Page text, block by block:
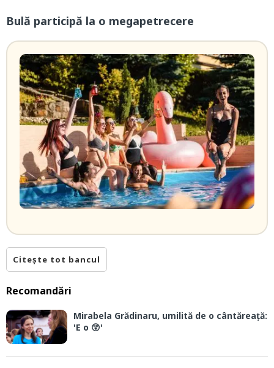
Bulă participă la o megapetrecere
Citește tot bancul
Recomandări
Mirabela Grădinaru, umilită de o cântăreață:
'E o 😲'